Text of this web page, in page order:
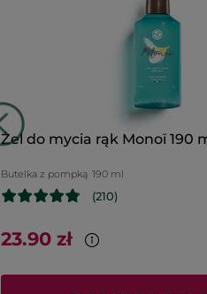
Żel do mycia rąk Monoï 190
Butelka z pompką 190 ml
(210)
23.90 zł